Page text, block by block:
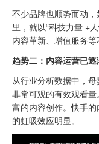
不少品牌也顺势而动
里，就以“科技力量 +
内容革新、增值服务等
趋势二：内容运营已
从行业分析数据中，
非常可观的有效观看
富的内容创作。快手
的虹吸效应明显。